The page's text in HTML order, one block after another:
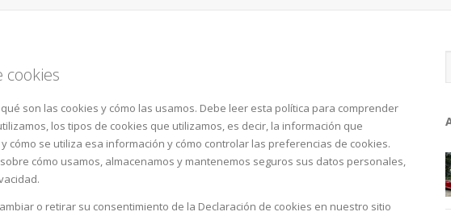
cookies
son las cookies y cómo las usamos. Debe leer esta política para comprender
los tipos de cookies que utilizamos, es decir, la información que
cómo se utiliza esa información y cómo controlar las preferencias de cookies.
cómo usamos, almacenamos y mantenemos seguros sus datos personales,
o retirar su consentimiento de la Declaración de cookies en nuestro sitio